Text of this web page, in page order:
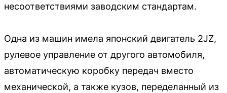
несоответствиями заводским стандартам.
Одна из машин имела японский двигатель 2JZ,
рулевое управление от другого автомобиля,
автоматическую коробку передач вместо
механической, а также кузов, переделанный из